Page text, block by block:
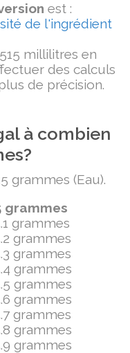
est :
de l'ingrédient
millilitres en
des calculs
de précision.
à combien
grammes (Eau).
grammes
grammes
grammes
grammes
grammes
grammes
grammes
grammes
grammes
grammes